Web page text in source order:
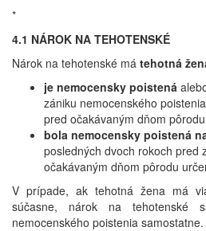
*
4.1 NÁROK NA TEHOTENSKÉ
Nárok na tehotenské má tehotná
je nemocensky poistená
zániku nemocenského poistenia
pred očakávaným dňom
bola nemocensky poistená
posledných dvoch rokoch pred
očakávaným dňom pôrodu
V prípade, ak tehotná žena má
súčasne, nárok na tehotenské
nemocenského poistenia samostatne.